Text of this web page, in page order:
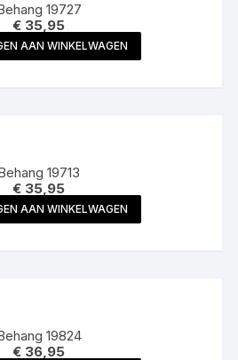
19727
€ 35,95
AAN WINKELWAGEN
19713
€ 35,95
AAN WINKELWAGEN
19824
€ 36,95